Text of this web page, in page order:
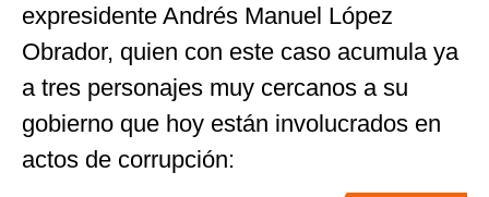
expresidente Andrés Manuel López
Obrador, quien con este caso acumula ya
a tres personajes muy cercanos a su
gobierno que hoy están involucrados en
actos de corrupción: